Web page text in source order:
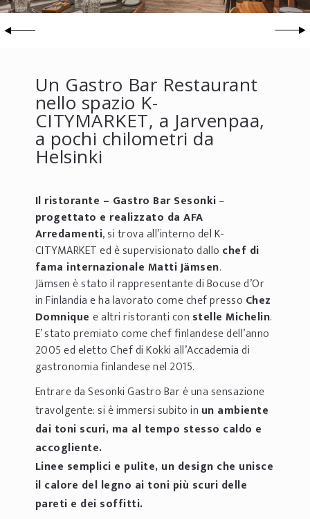
Un Gastro Bar Restaurant
nello spazio K-
CITYMARKET, a Jarvenpaa,
a pochi chilometri da
Helsinki
Il ristorante – Gastro Bar Sesonki–
progettato e realizzato da AFA
Arredamenti, si trova all’interno del K-
CITYMARKET ed è supervisionato dallo chef di
fama internazionale Matti Jämsen.
Jämsen è stato il rappresentante di Bocuse d’Or
in Finlandia e ha lavorato come chef presso Chez
Domniquee altri ristoranti con stelle Michelin.
E’ stato premiato come chef finlandese dell’anno
2005 ed eletto Chef di Kokki all’Accademia di
gastronomia finlandese nel 2015.
Entrare da Sesonki Gastro Bar è una sensazione
travolgente: si è immersi subito in un ambiente
dai toni scuri, ma al tempo stesso caldo e
accogliente.
Linee semplici e pulite, un design che unisce
il calore del legno ai toni più scuri delle
pareti e dei soffitti.